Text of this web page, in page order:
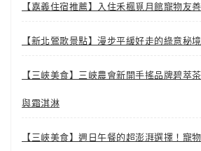
【嘉義住宿推薦】入住禾楓覓月館寵物友
【新北鶯歌景點】漫步平緩好走的綠意秘
【三峽美食】三峽農會新開手搖品牌碧萃
與霜淇淋
【三峽美食】週日午餐的超澎湃選擇！寵